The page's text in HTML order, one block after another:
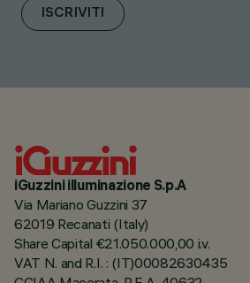
ISCRIVITI
iGuzzini illuminazione S.p.A
Via Mariano Guzzini 37
62019 Recanati (Italy)
Share Capital €21.050.000,00 i.v.
VAT N. and R.I. : (IT)00082630435